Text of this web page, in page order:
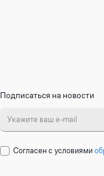
Подписаться на новости
Cогласен с условиями